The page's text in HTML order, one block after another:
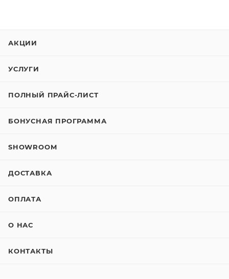
АКЦИИ
УСЛУГИ
ПОЛНЫЙ ПРАЙС-ЛИСТ
БОНУСНАЯ ПРОГРАММА
SHOWROOM
ДОСТАВКА
ОПЛАТА
О НАС
КОНТАКТЫ